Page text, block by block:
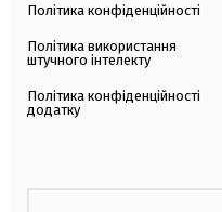
Політика конфіденційності
Політика використання
штучного інтелекту
Політика конфіденційності
додатку